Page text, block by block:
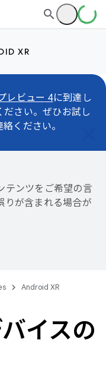
XR
レビュー 4に到達し
ださい。ぜひお試し
ください。
テンツをご希望の言
りが含まれる場合が
Android XR
イスの